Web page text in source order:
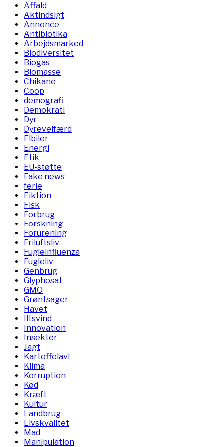
Affald
Aktindsigt
Annonce
Antibiotika
Arbejdsmarked
Biodiversitet
Biogas
Biomasse
Chikane
Coop
demografi
Demokrati
Dyr
Dyrevelfærd
Elbiler
Energi
Etik
EU-støtte
Fake news
ferie
Fiktion
Fisk
Forbrug
Forskning
Forurening
Friluftsliv
Fugleinfluenza
Fugleliv
Genbrug
Glyphosat
GMO
Grøntsager
Havet
Iltsvind
Innovation
Insekter
Jagt
Kartoffelavl
Klima
Korruption
Kød
Kræft
Kultur
Landbrug
Livskvalitet
Mad
Manipulation